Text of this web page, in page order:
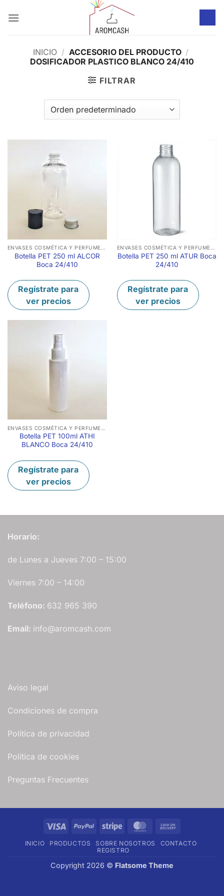
INICIO / ACCESORIO DEL PRODUCTO /
DOSIFICADOR PLASTICO BLANCO 24/410
FILTRAR
ENVASES COSMÉTICA Y PERFUMERÍA
Botella PET 250 ml ALCOR
Boca 24/410
Regístrate para
ver precios
ENVASES COSMÉTICA Y PERFUMERÍA
Botella PET 250 ml ATUR Boca
24/410
Regístrate para
ver precios
ENVASES COSMÉTICA Y PERFUMERÍA
Botella PET 100ml ATHI
BLANCO Boca 24/410
Regístrate para
ver precios
Horario:
de Lunes a Jueves 7:00 – 15:00
Viernes 7:00 – 14:00
Teléfono: 632 965 390
Email: info@aromcash.com
Aviso legal
Condiciones de compra
Política de privacidad
Política de cookies
Preguntas Frecuentes
Visa PayPal Stripe MasterCard
Delivery
INICIO PRODUCTOS SOBRE NOSOTROS
CONTACTO
REGISTRO
Copyright 2026 © Flatsome Theme